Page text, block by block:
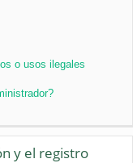
o usos ilegales
y el registro